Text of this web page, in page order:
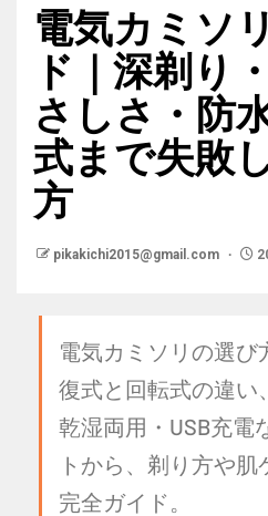
電気カミソ
ド｜深剃り
さしさ・防
式まで失敗
方
pikakichi2015@gmail.com
電気カミソリの選び
復式と回転式の違い
乾湿両用・USB充電
トから、剃り方や
完全ガイド。